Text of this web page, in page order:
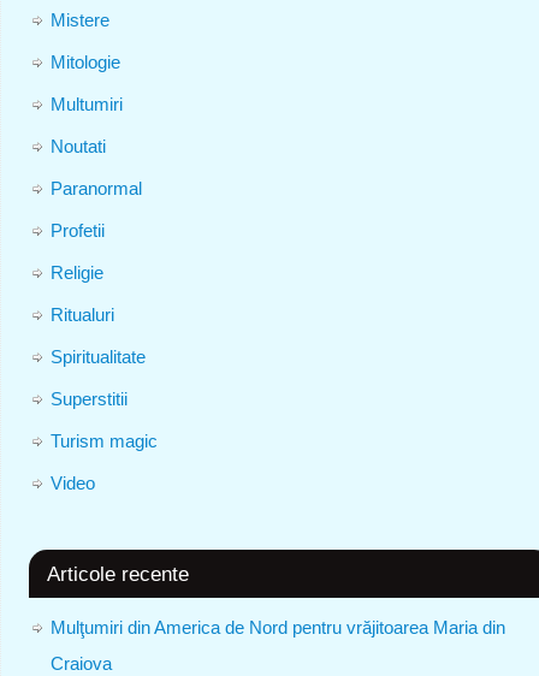
Mistere
Mitologie
Multumiri
Noutati
Paranormal
Profetii
Religie
Ritualuri
Spiritualitate
Superstitii
Turism magic
Video
Articole recente
Mulţumiri din America de Nord pentru vrăjitoarea Maria din
Craiova